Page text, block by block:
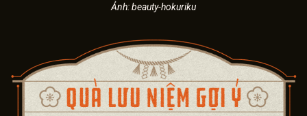
Ảnh: beauty-hokuriku